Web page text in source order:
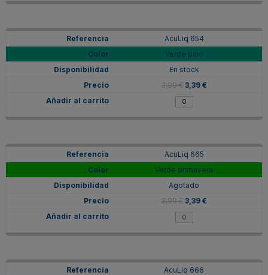
AcuLiq 654
Verde pino
En stock
3,99 € 3,39 €
AcuLiq 665
Verde primavera
Agotado
3,99 € 3,39 €
AcuLiq 666